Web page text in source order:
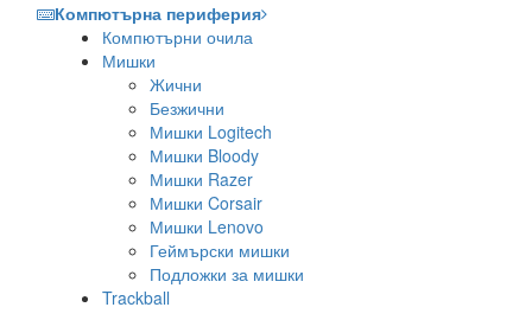
Компютърна периферия
Компютърни очила
Мишки
Жични
Безжични
Мишки Logitech
Мишки Bloody
Мишки Razer
Мишки Corsair
Мишки Lenovo
Геймърски мишки
Подложки за мишки
Trackball